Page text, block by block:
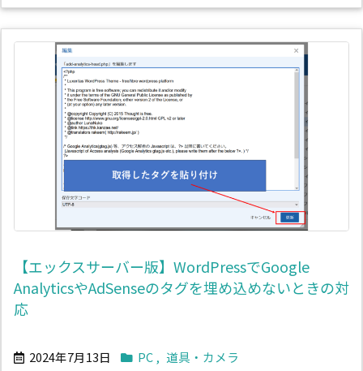
【エックスサーバー版】WordPressでGoogle
AnalyticsやAdSenseのタグを埋め込めないときの対
応
2024年7月13日 PC , 道具・カメラ